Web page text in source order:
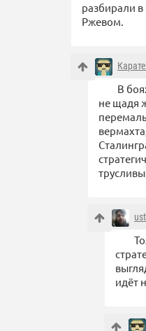
разбирали
Ржевом.
В
не щадя
идёт